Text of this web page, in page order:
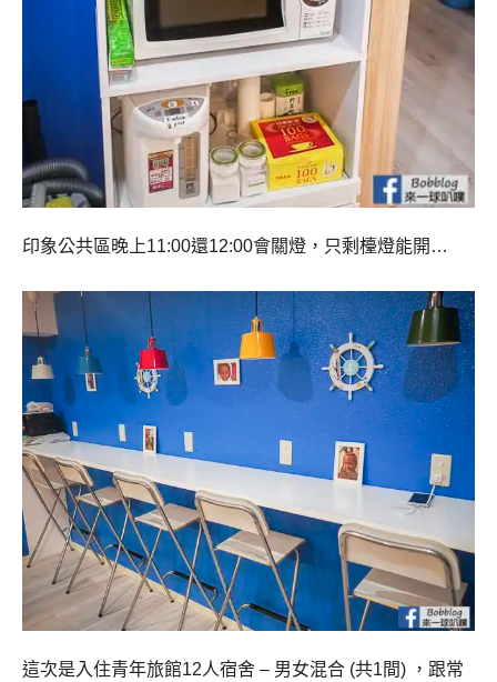
印象公共區晚上11:00還12:00會關燈，只剩檯燈能開…
這次是入住青年旅館12人宿舍 – 男女混合 (共1間) ，跟常